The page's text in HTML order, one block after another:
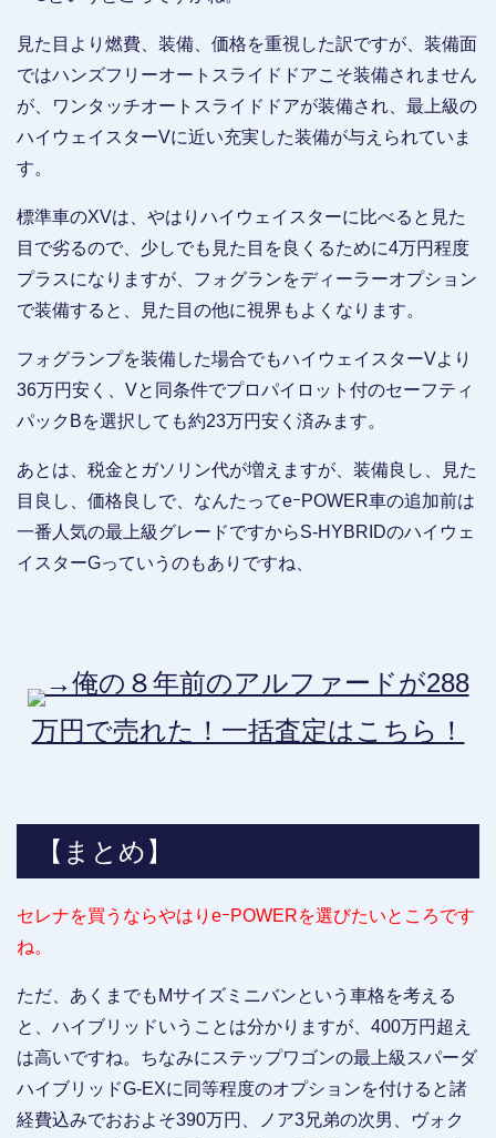
見た目より燃費、装備、価格を重視した訳ですが、装備面
ではハンズフリーオートスライドドアこそ装備されません
が、ワンタッチオートスライドドアが装備され、最上級の
ハイウェイスターVに近い充実した装備が与えられていま
す。
標準車のXVは、やはりハイウェイスターに比べると見た
目で劣るので、少しでも見た目を良くるために4万円程度
プラスになりますが、フォグランをディーラーオプション
で装備すると、見た目の他に視界もよくなります。
フォグランプを装備した場合でもハイウェイスターVより
36万円安く、Vと同条件でプロパイロット付のセーフティ
パックBを選択しても約23万円安く済みます。
あとは、税金とガソリン代が増えますが、装備良し、見た
目良し、価格良しで、なんたってeｰPOWER車の追加前は
一番人気の最上級グレードですからS-HYBRIDのハイウェ
イスターGっていうのもありですね、
→俺の８年前のアルファードが288
万円で売れた！一括査定はこちら！
【まとめ】
セレナを買うならやはりeｰPOWERを選びたいところです
ね。
ただ、あくまでもMサイズミニバンという車格を考える
と、ハイブリッドいうことは分かりますが、400万円超え
は高いですね。ちなみにステップワゴンの最上級スパーダ
ハイブリッドG-EXに同等程度のオプションを付けると諸
経費込みでおおよそ390万円、ノア3兄弟の次男、ヴォク